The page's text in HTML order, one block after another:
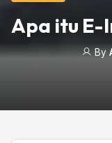
Apa itu E-
By